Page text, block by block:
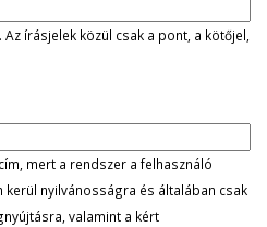
írásjelek közül csak a pont, a kötőjel,
mert a rendszer a felhasználó
kerül nyilvánosságra és általában csak
valamint a kért